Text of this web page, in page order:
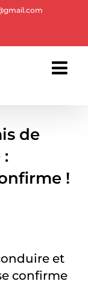
de
:
!
et
confirme